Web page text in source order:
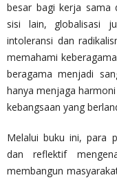
besar bagi kerja sama
sisi lain, globalisasi
intoleransi dan
memahami
beragama menjadi
hanya menjaga
kebangsaan yang
Melalui buku ini, para
dan reflektif
membangun